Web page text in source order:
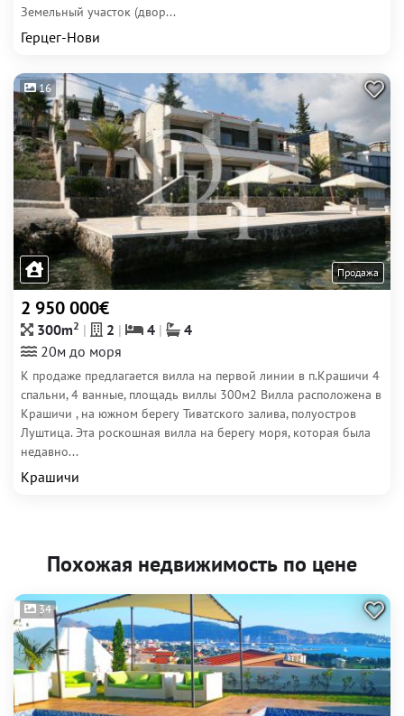
Земельный участок (двор...
Герцег-Нови
16
Продажа
2 950 000€
300m2 2 4
4
20м до моря
К продаже предлагается вилла на первой линии в п.Крашичи 4
спальни, 4 ванные, площадь виллы 300м2 Вилла расположена в
Крашичи , на южном берегу Тиватского залива, полуостров
Луштица. Эта роскошная вилла на берегу моря, которая была
недавно...
Крашичи
Похожая недвижимость по цене
34